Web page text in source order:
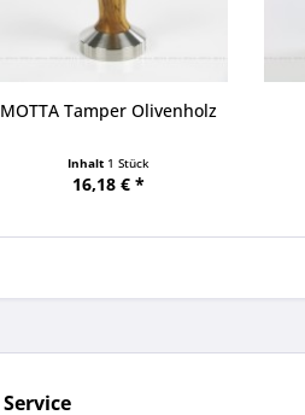
MOTTA Tamper Olivenholz
Inhalt 1 Stück
16,18 € *
Service